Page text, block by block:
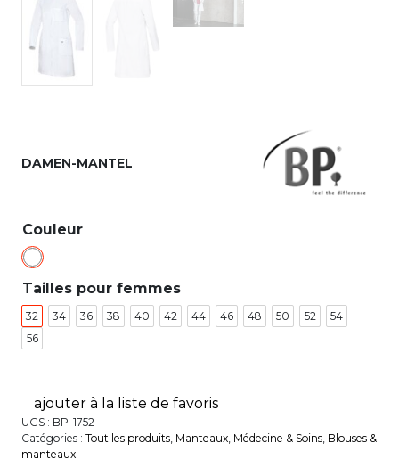
DAMEN-MANTEL
Couleur
Tailles pour femmes
32 34 36 38 40 42 44 46 48 50 52
54
56
ajouter à la liste de favoris
UGS : BP-1752
Catégories : Tout les produits Manteaux Médecine & Soins Blouses &
manteaux